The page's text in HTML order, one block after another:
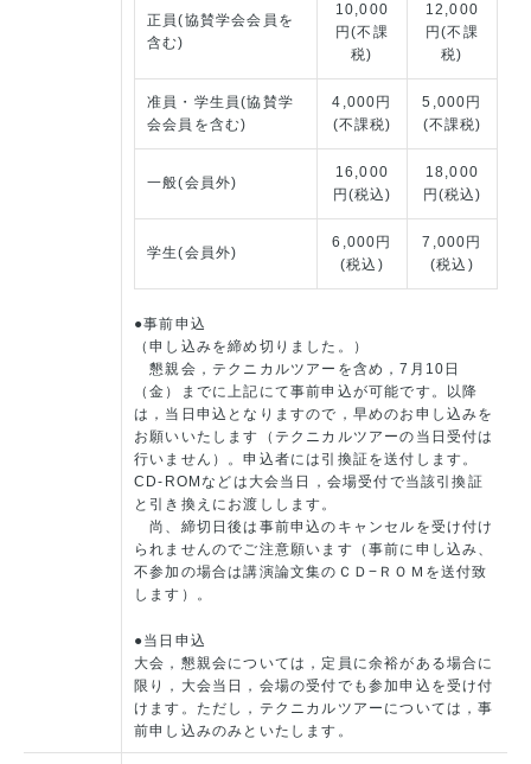
正員(協賛学会会員を
含む)
10,000
円(不課
税)
12,000
円(不課
税)
准員・学生員(協賛学
会会員を含む)
4,000円
(不課税)
5,000円
(不課税)
一般(会員外)
16,000
円(税込)
18,000
円(税込)
学生(会員外)
6,000円
(税込)
7,000円
(税込)
●事前申込
（申し込みを締め切りました。）
懇親会，テクニカルツアーを含め，7月10日
（金）までに上記にて事前申込が可能です。以降
は，当日申込となりますので，早めのお申し込みを
お願いいたします（テクニカルツアーの当日受付は
行いません）。申込者には引換証を送付します。
CD-ROMなどは大会当日，会場受付で当該引換証
と引き換えにお渡しします。
尚、締切日後は事前申込のキャンセルを受け付け
られませんのでご注意願います（事前に申し込み、
不参加の場合は講演論文集のＣＤ−ＲＯＭを送付致
します）。
●当日申込
大会，懇親会については，定員に余裕がある場合に
限り，大会当日，会場の受付でも参加申込を受け付
けます。ただし，テクニカルツアーについては，事
前申し込みのみといたします。